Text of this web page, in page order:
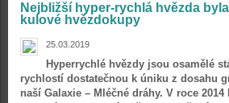
Nejbližší hyper-rychlá hvězda
kulové hvězdokupy
25.03.2019
Hyperrychlé hvězdy jsou osamělé
rychlostí dostatečnou k úniku z dosahu
naší Galaxie – Mléčné dráhy. V roce